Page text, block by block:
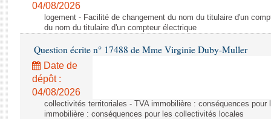
Comptes rendus des débats
04/08/2026
logement - Facilité de changement du nom du titulaire d'un
du nom du titulaire d'un compteur électrique
Question écrite n° 17488 de Mme Virginie Duby-Muller
Date de
dépôt :
04/08/2026
collectivités territoriales - TVA immobilière : conséquences
immobilière : conséquences pour les collectivités locales